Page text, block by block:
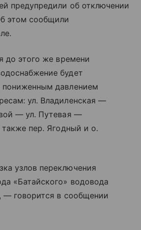
предупредили об отключении
этом сообщили
до этого же времени
будет
пониженным давлением
ул. Владиленская —
— ул. Путевая —
пер. Ягодный и о.
узлов переключения
«Батайского» водовода
— говорится в сообщении